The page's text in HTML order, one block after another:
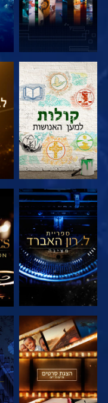
בדוק את הסדרה
בדוק את הסדרה
בדוק את הסדרה